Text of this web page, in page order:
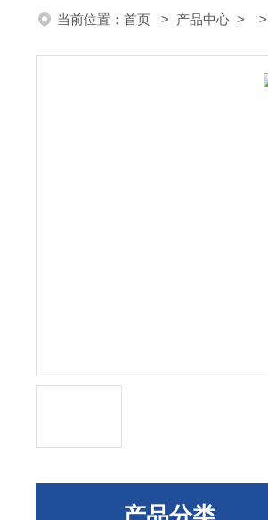
当前位置： 首页 > 产品中心 > >